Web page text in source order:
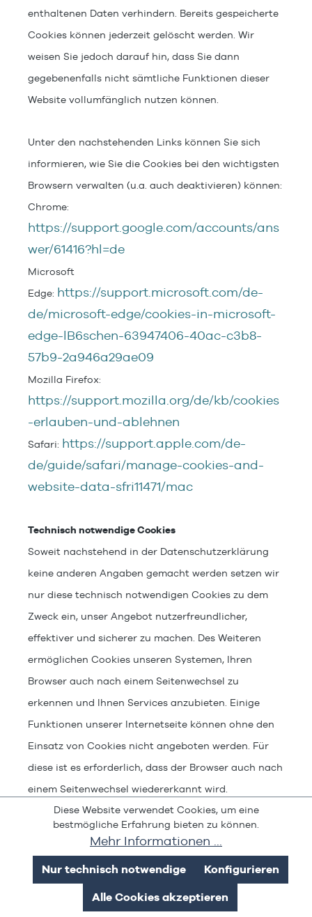
enthaltenen Daten verhindern. Bereits gespeicherte
Cookies können jederzeit gelöscht werden. Wir
weisen Sie jedoch darauf hin, dass Sie dann
gegebenenfalls nicht sämtliche Funktionen dieser
Website vollumfänglich nutzen können.
Unter den nachstehenden Links können Sie sich
informieren, wie Sie die Cookies bei den wichtigsten
Browsern verwalten (u.a. auch deaktivieren) können:
Chrome:
https://support.google.com/accounts/ans
wer/61416?hl=de
Microsoft
Edge: https://support.microsoft.com/de-
de/microsoft-edge/cookies-in-microsoft-
edge-lB6schen-63947406-40ac-c3b8-
57b9-2a946a29ae09
Mozilla Firefox:
https://support.mozilla.org/de/kb/cookies
-erlauben-und-ablehnen
Safari: https://support.apple.com/de-
de/guide/safari/manage-cookies-and-
website-data-sfri11471/mac
Technisch notwendige Cookies
Soweit nachstehend in der Datenschutzerklärung
keine anderen Angaben gemacht werden setzen wir
nur diese technisch notwendigen Cookies zu dem
Zweck ein, unser Angebot nutzerfreundlicher,
effektiver und sicherer zu machen. Des Weiteren
ermöglichen Cookies unseren Systemen, Ihren
Browser auch nach einem Seitenwechsel zu
erkennen und Ihnen Services anzubieten. Einige
Funktionen unserer Internetseite können ohne den
Einsatz von Cookies nicht angeboten werden. Für
diese ist es erforderlich, dass der Browser auch nach
einem Seitenwechsel wiedererkannt wird.
Die Nutzung von Cookies oder vergleichbarer
TDDDG. Die Verarbeitung Ihrer personenbezogenen
Daten erfolgt auf Grundlage des Art. 6 Abs. 1 lit. f
Diese Website verwendet Cookies, um eine
bestmögliche Erfahrung bieten zu können.
Mehr Informationen ...
Nur technisch notwendige Konfigurieren
Alle Cookies akzeptieren